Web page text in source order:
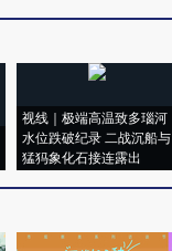
视线｜极端高温致多瑙河
水位跌破纪录 二战沉船与
猛犸象化石接连露出